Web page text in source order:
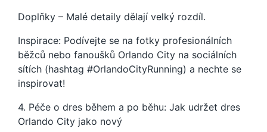
Doplňky – Malé detaily dělají velký rozdíl.
Inspirace: Podívejte se na fotky profesionálních
běžců nebo fanoušků Orlando City na sociálních
sítích (hashtag #OrlandoCityRunning) a nechte se
inspirovat!
4. Péče o dres během a po běhu: Jak udržet dres
Orlando City jako nový